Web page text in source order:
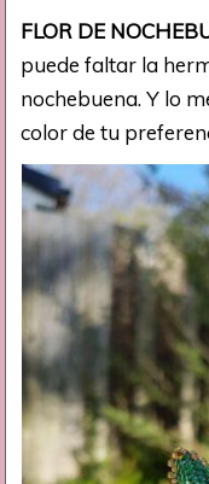
FLOR DE
puede faltar la
nochebuena. Y lo
color de tu